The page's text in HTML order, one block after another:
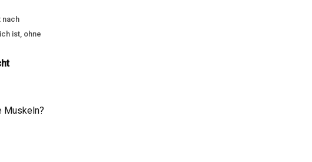
nach
ist, ohne
Muskeln?